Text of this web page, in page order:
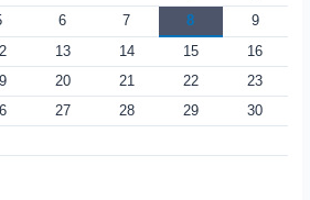
6 7 8
9
13 14 15
16
20 21 22
23
27 28 29
30